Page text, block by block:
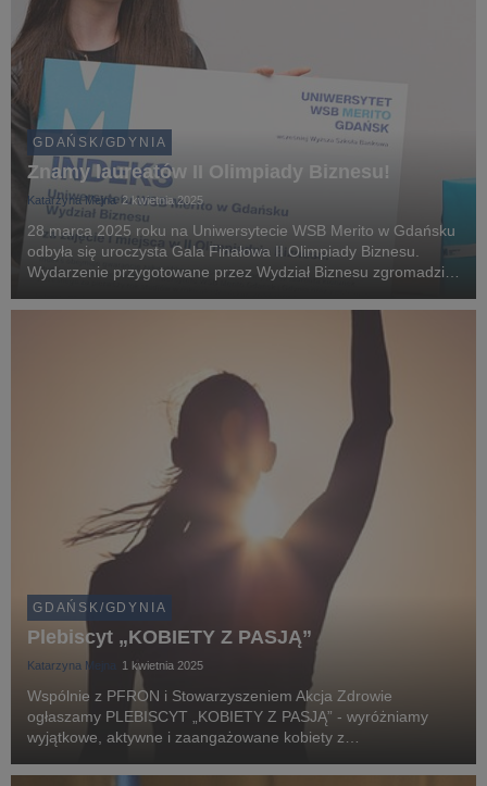
GDAŃSK/GDYNIA
Znamy laureatów II Olimpiady Biznesu!
Katarzyna Mejna 2 kwietnia 2025
28 marca 2025 roku na Uniwersytecie WSB Merito w Gdańsku
odbyła się uroczysta Gala Finałowa II Olimpiady Biznesu.
Wydarzenie przygotowane przez Wydział Biznesu zgromadziło
wspólnie świętowali sukces młodych,...
GDAŃSK/GDYNIA
​Plebiscyt „KOBIETY Z PASJĄ”
Katarzyna Mejna 1 kwietnia 2025
Wspólnie z PFRON i Stowarzyszeniem Akcja Zdrowie
ogłaszamy PLEBISCYT „KOBIETY Z PASJĄ” - wyróżniamy
wyjątkowe, aktywne i zaangażowane kobiety z